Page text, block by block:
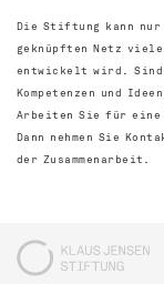
Die Stiftung kann
geknüpften Netz
entwickelt wird. Sind
Kompetenzen und
Arbeiten Sie für eine
Dann nehmen Sie
der Zusammenarbeit.